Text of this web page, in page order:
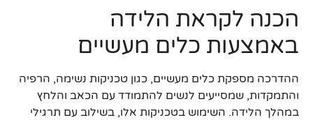
הכנה לקראת הלידה
באמצעות כלים מעשיים
ההדרכה מספקת כלים מעשיים, כגון טכניקות נשימה, הרפיה
והתמקדות, שמסייעים לנשים להתמודד עם הכאב והלחץ
במהלך הלידה. השימוש בטכניקות אלו, בשילוב עם תרגילי